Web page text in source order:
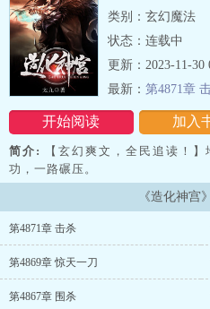
类别：玄幻魔法
状态：连载中
开始阅读 加入
更新：2023-11-30
最新： 第4871章
简介:
【玄幻爽文，全民追读！
功，一路碾压。
开灵海、凝龙脉、结地丹，化
书友群：555101423作者自定义标
《造化神宫
第4871章 击杀
第4869章 惊天一刀
第4867章 围杀